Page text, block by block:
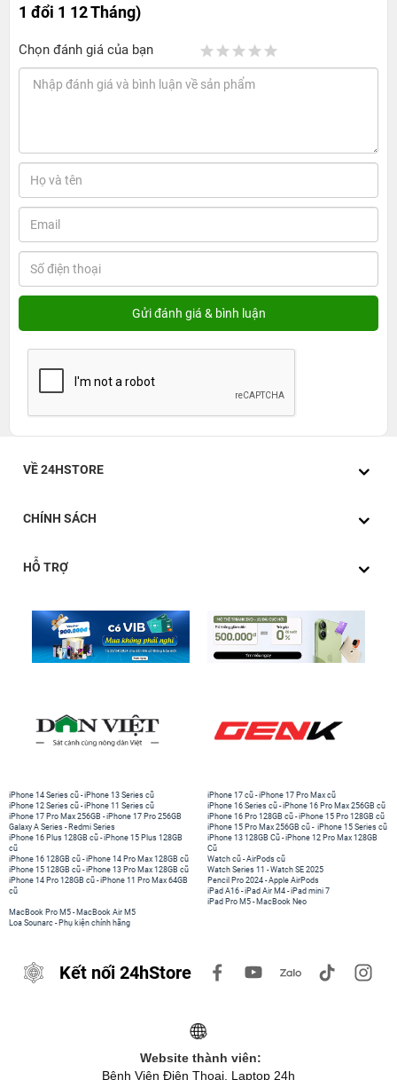
1 đổi 1 12 Tháng)
Chọn đánh giá của bạn
VỀ 24HSTORE
CHÍNH SÁCH
HỖ TRỢ
iPhone 14 Series cũ -iPhone 13 Series cũ
iPhone 12 Series cũ -iPhone 11 Series cũ
iPhone 17 Pro Max 256GB -iPhone 17 Pro 256GB
Galaxy A Series - Redmi Series
iPhone 17 cũ -iPhone 17 Pro Max cũ
iPhone 16 Series cũ - iPhone 16 Pro Max 256GB cũ
iPhone 16 Pro 128GB cũ -iPhone 15 Pro 128GB cũ
iPhone 15 Pro Max 256GB cũ - iPhone 15 Series cũ
iPhone 16 Plus 128GB cũ -iPhone 15 Plus 128GB
cũ
iPhone 16 128GB cũ -iPhone 14 Pro Max 128GB cũ
iPhone 15 128GB cũ -iPhone 13 Pro Max 128GB cũ
iPhone 14 Pro 128GB cũ -iPhone 11 Pro Max 64GB
cũ
iPhone 13 128GB Cũ -iPhone 12 Pro Max 128GB
Cũ
Watch cũ -AirPods cũ
Watch Series 11 -Watch SE 2025
Pencil Pro 2024 -Apple AirPods
iPad A16 -iPad Air M4 -iPad mini 7
iPad Pro M5 - MacBook Neo
MacBook Pro M5 - MacBook Air M5
Loa Sounarc - Phụ kiện chính hãng
Kết nối 24hStore
Website thành viên:
Bệnh Viện Điện Thoại, Laptop 24h